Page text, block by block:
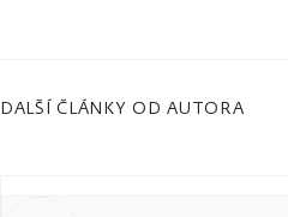
DALŠÍ ČLÁNKY OD AUTORA